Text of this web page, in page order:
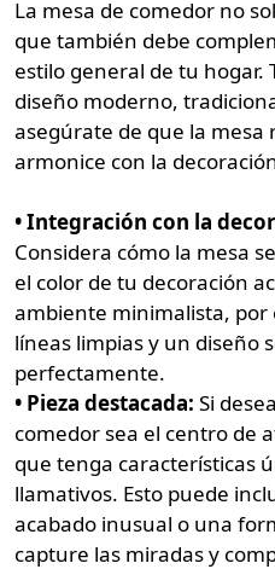
La mesa de comedor no
que también debe
estilo general de tu hogar.
diseño moderno,
asegúrate de que la
armonice con la
• Integración con la
Considera cómo la mesa
el color de tu decoración
ambiente minimalista, por
líneas limpias y un diseño
perfectamente.
• Pieza destacada: Si
comedor sea el centro de
que tenga características
llamativos. Esto puede
acabado inusual o una
capture las miradas y